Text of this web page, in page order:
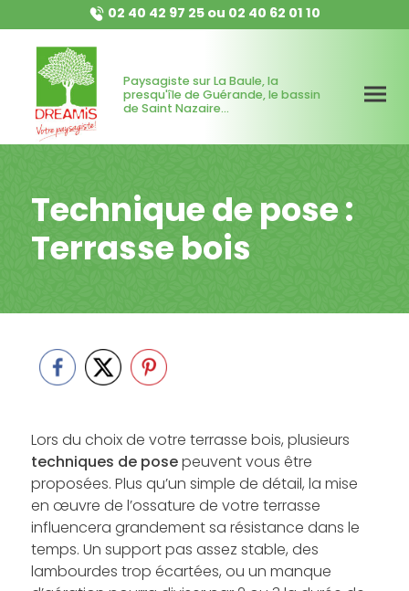
02 40 42 97 25ou 02 40 62 01 10
Paysagiste sur La Baule, la
presqu'île de Guérande, le bassin
de Saint Nazaire...
Technique de pose :
Terrasse bois
Lors du choix de votre terrasse bois, plusieurs
techniques de posepeuvent vous être
proposées. Plus qu’un simple de détail, la mise
en œuvre de l’ossature de votre terrasse
influencera grandement sa résistance dans le
temps. Un support pas assez stable, des
lambourdes trop écartées, ou un manque